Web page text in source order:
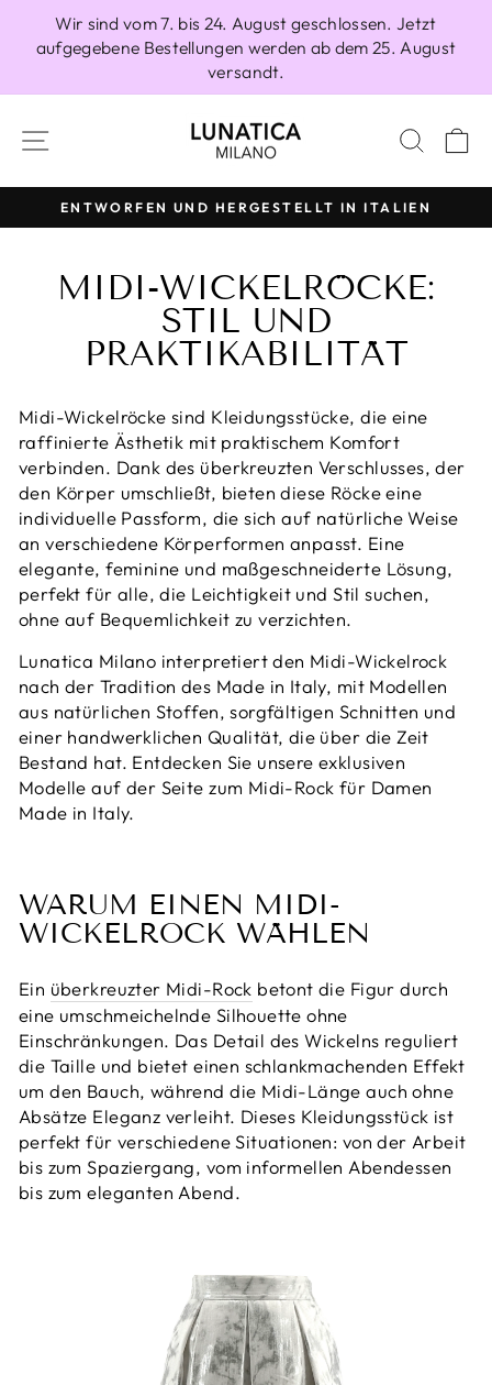
Inhalt
Wir sind vom 7. bis 24. August geschlossen. Jetzt
aufgegebene Bestellungen werden ab dem 25. August
versandt.
SEITENNAVIGATION
Pause
ENTWORFEN UND HERGESTELLT IN ITALIEN
MIDI-WICKELRÖCKE:
STIL UND
PRAKTIKABILITÄT
Midi-Wickelröcke sind Kleidungsstücke, die eine
raffinierte Ästhetik mit praktischem Komfort
verbinden. Dank des überkreuzten Verschlusses, der
den Körper umschließt, bieten diese Röcke eine
individuelle Passform, die sich auf natürliche Weise
an verschiedene Körperformen anpasst. Eine
elegante, feminine und maßgeschneiderte Lösung,
perfekt für alle, die Leichtigkeit und Stil suchen,
ohne auf Bequemlichkeit zu verzichten.
Lunatica Milano interpretiert den Midi-Wickelrock
nach der Tradition des Made in Italy, mit Modellen
aus natürlichen Stoffen, sorgfältigen Schnitten und
einer handwerklichen Qualität, die über die Zeit
Bestand hat. Entdecken Sie unsere exklusiven
Modelle auf der Seite zum Midi-Rock für Damen
Made in Italy.
WARUM EINEN MIDI-
WICKELROCK WÄHLEN
Ein überkreuzter Midi-Rock betont die Figur durch
eine umschmeichelnde Silhouette ohne
Einschränkungen. Das Detail des Wickelns reguliert
die Taille und bietet einen schlankmachenden Effekt
um den Bauch, während die Midi-Länge auch ohne
Absätze Eleganz verleiht. Dieses Kleidungsstück ist
perfekt für verschiedene Situationen: von der Arbeit
bis zum Spaziergang, vom informellen Abendessen
bis zum eleganten Abend.